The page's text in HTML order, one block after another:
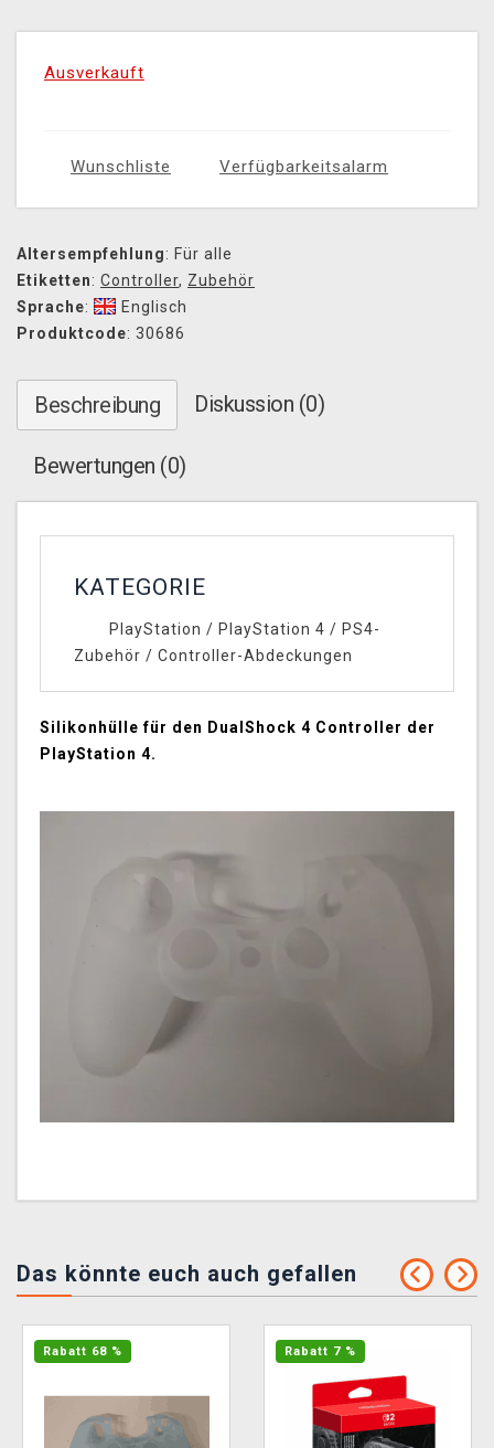
Ausverkauft
Wunschliste Verfügbarkeitsalarm
Altersempfehlung: Für alle
Etiketten: Controller, Zubehör
Sprache:
Englisch
Produktcode: 30686
Beschreibung Diskussion (0)
Bewertungen (0)
KATEGORIE
PlayStation / PlayStation 4 / PS4-
Zubehör / Controller-Abdeckungen
Silikonhülle für den DualShock 4 Controller der
PlayStation 4.
Das könnte euch auch gefallen
Rabatt 68 % Rabatt 7 %